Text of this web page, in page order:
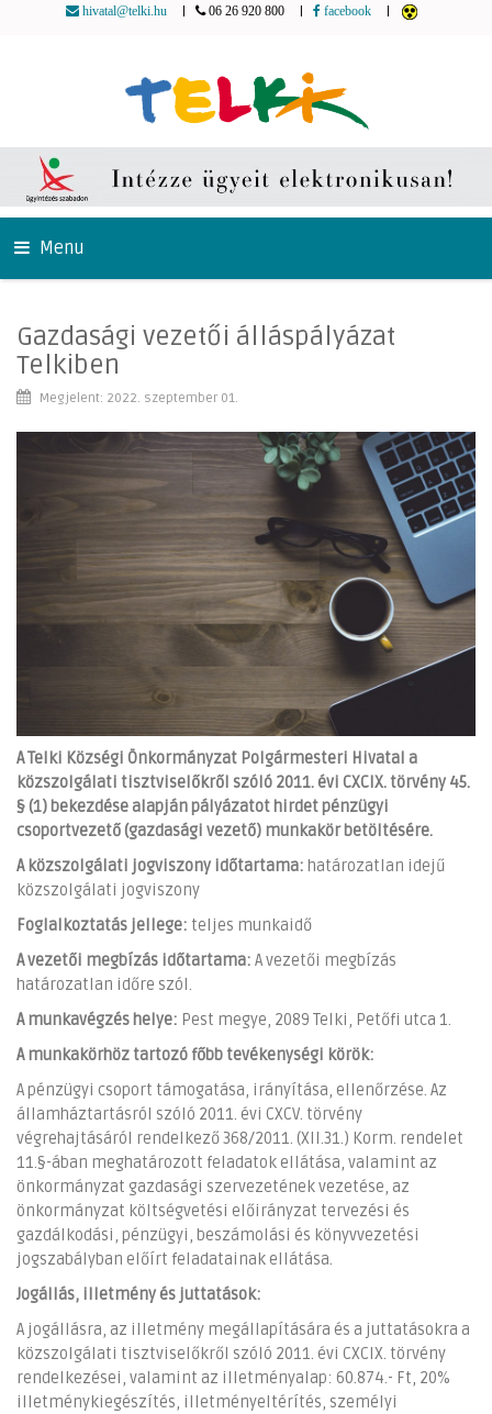
hivatal@telki.hu 06 26 920 800 facebook
Menu
Gazdasági vezetői álláspályázat
Telkiben
Megjelent: 2022. szeptember 01.
A Telki Községi Önkormányzat Polgármesteri Hivatal a
közszolgálati tisztviselőkről szóló 2011. évi CXCIX. törvény 45.
§ (1) bekezdése alapján pályázatot hirdet pénzügyi
csoportvezető (gazdasági vezető) munkakör betöltésére.
A közszolgálati jogviszony időtartama: határozatlan idejű
közszolgálati jogviszony
Foglalkoztatás jellege: teljes munkaidő
A vezetői megbízás időtartama: A vezetői megbízás
határozatlan időre szól.
A munkavégzés helye: Pest megye, 2089 Telki, Petőfi utca 1.
A munkakörhöz tartozó főbb tevékenységi körök:
A pénzügyi csoport támogatása, irányítása, ellenőrzése. Az
államháztartásról szóló 2011. évi CXCV. törvény
végrehajtásáról rendelkező 368/2011. (XII.31.) Korm. rendelet
11.§-ában meghatározott feladatok ellátása, valamint az
önkormányzat gazdasági szervezetének vezetése, az
önkormányzat költségvetési előirányzat tervezési és
gazdálkodási, pénzügyi, beszámolási és könyvvezetési
jogszabályban előírt feladatainak ellátása.
Jogállás, illetmény és juttatások:
A jogállásra, az illetmény megállapítására és a juttatásokra a
közszolgálati tisztviselőkről szóló 2011. évi CXCIX. törvény
rendelkezései, valamint az illetményalap: 60.874.- Ft, 20%
illetménykiegészítés, illetményeltérítés, személyi